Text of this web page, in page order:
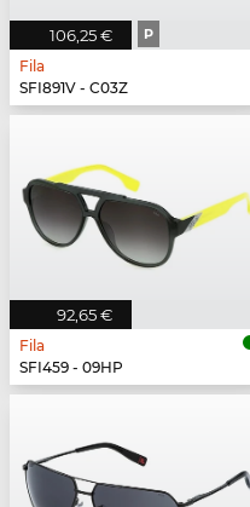
106,25 € P
Fila
SFI891V - C03Z
92,65 €
Fila
SFI459 - 09HP